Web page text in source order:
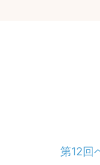
第12回